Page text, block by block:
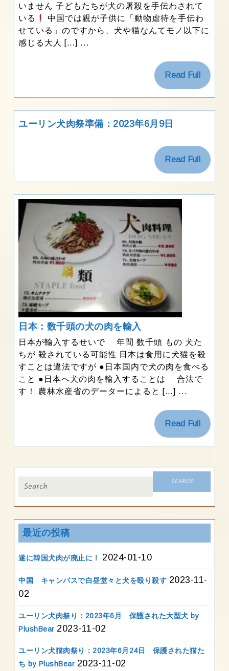
ン
犬
肉
年
中
犬
殺
し
伝
い
いません 子どもたちが犬の屠殺を手伝わされて
いる
中国では親が子供に「動物虐待を手伝わ
せている」のですから、犬や猫なんてモノ以下に
感じる大人 […] ...
Read Full Read
Full
ユーリン犬肉祭準備：2023年6月9日
リ
ン
準
備：
2023
年
月
9
Read Full Read
Full
日本：数千頭の犬の肉を輸入
本：
数
千
頭
の
犬
入
日本が輸入するせいで 年間 数千頭 もの 犬た
ちが 殺されている可能性 日本は食用に犬猫を殺
すことは違法ですが ●日本国内で犬の肉を食べる
こと ●日本へ犬の肉を輸入することは 合法で
す！ 農林水産省のデーターによると […] ...
Read Full Read
Full
for:
最近の投稿
遂に韓国犬肉が廃止に！ 2024-01-10
中国 キャンパスで白昼堂々と犬を殴り殺す 2023-11-
02
ユーリン犬肉祭り：2023年6月 保護された大型犬 by
PlushBear 2023-11-02
ユーリン犬猫肉祭り：2023年6月24日 保護された猫た
ち by PlushBear 2023-11-02